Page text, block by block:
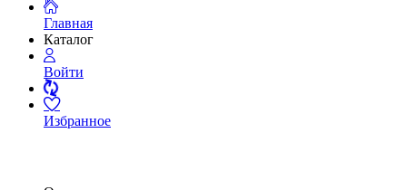
Главная
Каталог
Войти
Избранное